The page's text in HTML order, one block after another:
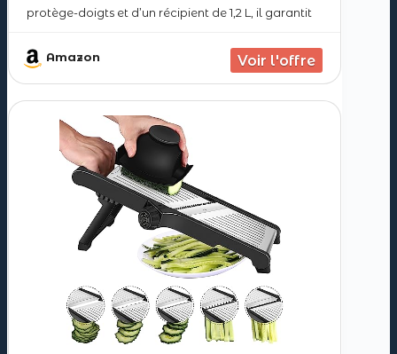
protège-doigts et d’un récipient de 1,2 L, il garantit
repas.Amazon